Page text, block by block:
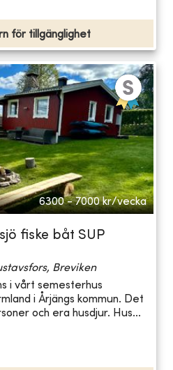
för tillgänglighet
6300 - 7000 kr/vecka
fiske båt SUP
Breviken
i vårt semesterhus
i Årjängs kommun. Det
och era husdjur. Hus...